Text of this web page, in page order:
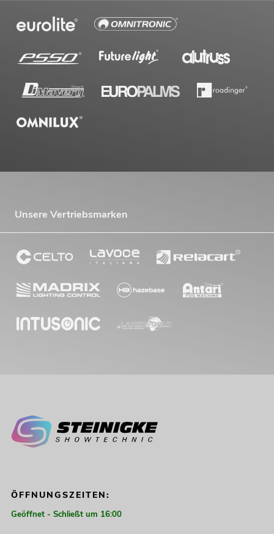
Unsere Vertriebsmarken
ÖFFNUNGSZEITEN:
Geöffnet - Schließt um 16:00